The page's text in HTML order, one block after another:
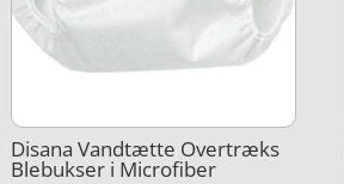
Disana Vandtætte Overtræks
Blebukser i Microfiber